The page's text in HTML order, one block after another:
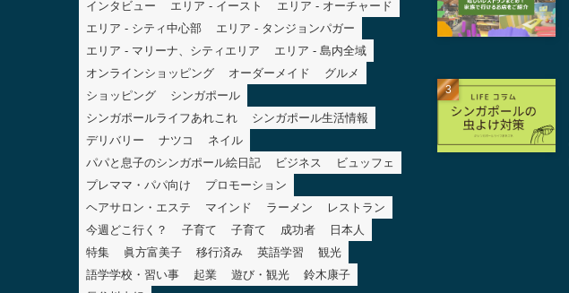
インタビュー
エリア - イースト
エリア - オーチャード
エリア - シティ中心部
エリア - タンジョンパガー
エリア - マリーナ、シティエリア
エリア - 島内全域
オンラインショッピング
オーダーメイド
グルメ
ショッピング
シンガポール
シンガポールライフあれこれ
シンガポール生活情報
デリバリー
ナツコ
ネイル
パパと息子のシンガポール絵日記
ビジネス
ビュッフェ
プレママ・パパ向け
プロモーション
ヘアサロン・エステ
マインド ラーメン
レストラン
今週どこ行く？
子育て 子育て 成功者
日本人
特集
眞方富美子 移行済み 英語学習
観光
語学学校・習い事
起業 遊び・観光
鈴木康子